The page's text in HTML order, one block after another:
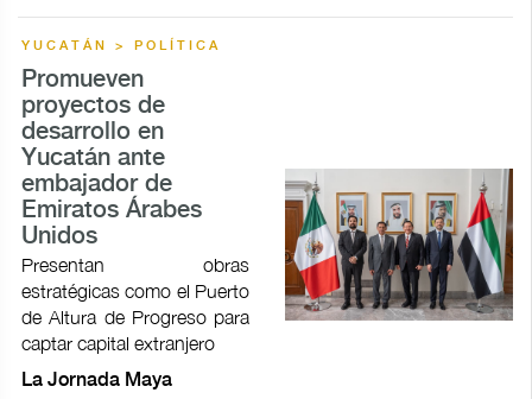
YUCATÁN > POLÍTICA
Promueven
proyectos de
desarrollo en
Yucatán ante
embajador de
Emiratos Árabes
Unidos
Presentan obras
estratégicas como el Puerto
de Altura de Progreso para
captar capital extranjero
La Jornada Maya